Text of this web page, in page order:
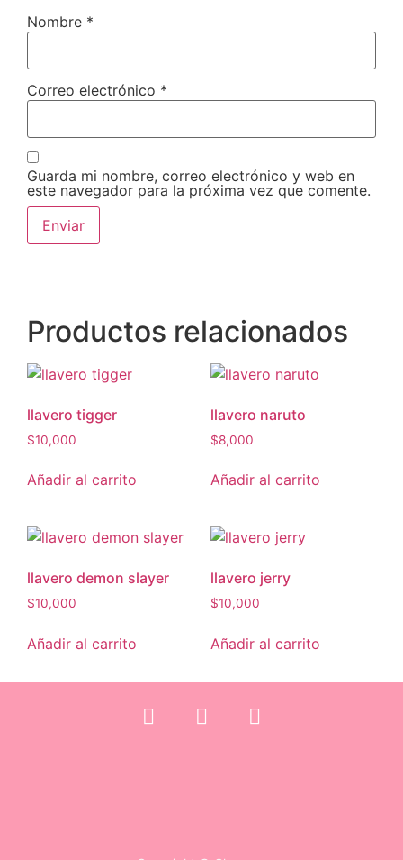
Nombre *
Correo electrónico *
Guarda mi nombre, correo electrónico y web en
este navegador para la próxima vez que comente.
Productos relacionados
llavero tigger
$10,000
Añadir al carrito
llavero naruto
$8,000
Añadir al carrito
llavero demon slayer
$10,000
Añadir al carrito
llavero jerry
$10,000
Añadir al carrito